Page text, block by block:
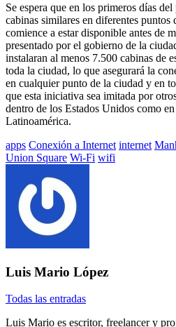
Se espera que en los primeros días
cabinas similares en diferentes
comience a estar disponible antes de
presentado por el gobierno de la
instalaran al menos 7.500 cabinas de
toda la ciudad, lo que asegurará la
en cualquier punto de la ciudad y en
que esta iniciativa sea imitada por
dentro de los Estados Unidos como
Latinoamérica.
Etiquetado
con:
apps Conexión a Internet internet
Union Square Wi-Fi wifi
Luis Mario López
Todas las entradas
Luis Mario es escritor, freelancer y